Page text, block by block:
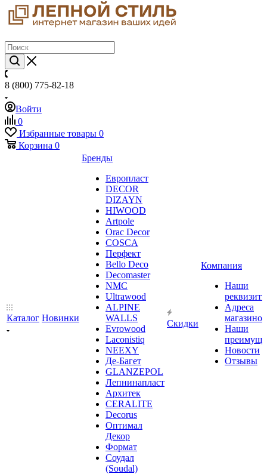
8 (800) 775-82-18
Войти
0
Избранные товары 0
Корзина 0
Каталог Новинки
Бренды
Европласт
DECOR
DIZAYN
HIWOOD
Artpole
Orac Decor
COSCA
Перфект
Bello Deco
Decomaster
NMС
Ultrawood
ALPINE
WALLS
Evrowood
Laconistiq
NEEXY
Де-Багет
GLANZEPOL
Лепнинапласт
Архитек
CERALITE
Decorus
Оптимал
Декор
Формат
Соудал
(Soudal)
Скидки
Компания
Наши
Адреса
магазинов
Наши
Новости
Отзывы